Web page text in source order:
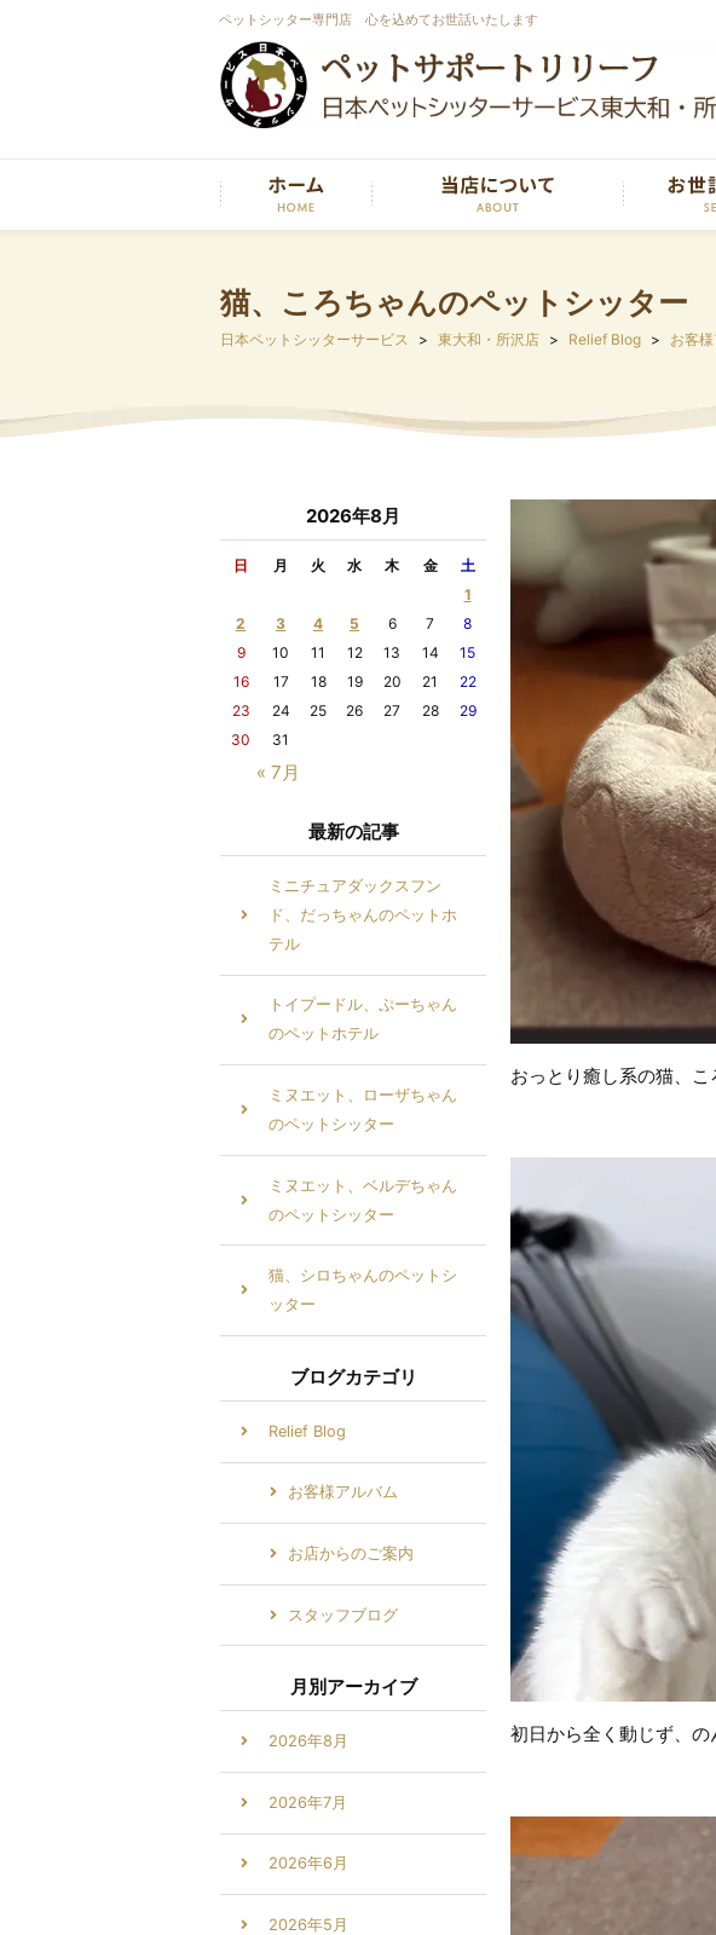
ペットシッター専門店 心を込めてお世話いたします
猫、ころちゃんのペットシッター
日本ペットシッターサービス 東大和・所沢店 Relief Blog お客
おっとり癒し系の猫、こ
初日から全く動じず、の
2026年8月
日 月 火 水 木 金 土
« 7月
1
2
3 4 5 6 7
8
9
10 11 12 13 14
15
16
17 18 19 20 21
22
23
24 25 26 27 28
29
30
31
最新の記事
ミニチュアダックスフン
ド、だっちゃんのペットホ
テル
トイプードル、ぷーちゃん
のペットホテル
ミヌエット、ローザちゃん
のペットシッター
ミヌエット、ベルデちゃん
のペットシッター
猫、シロちゃんのペットシ
ッター
ブログカテゴリ
Relief Blog
お客様アルバム
お店からのご案内
スタッフブログ
月別アーカイブ
2026年8月
2026年7月
2026年6月
2026年5月